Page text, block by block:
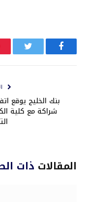
فيسبوك تويتر
بنك الخليج يوقع
شراكة مع كلية
المقالات ذات